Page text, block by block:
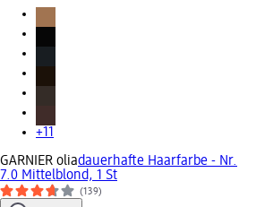
+11
GARNIER oliadauerhafte Haarfarbe - Nr.
7.0 Mittelblond, 1 St
(139)